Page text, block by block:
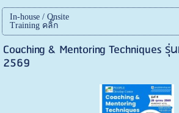
In-house / Onsite
Training คลิ๊ก
Coaching & Mentoring Techniques
2569